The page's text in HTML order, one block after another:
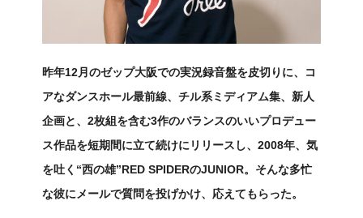
昨年12月のゼップ大阪での実況録音盤を皮切りに、コ
アなダンスホール最前線、チル系ミディアム集、新人
企画と、2枚組を含む3作のバランスのいいプロデュー
ス作品を短期間に立て続けにリリースし、2008年、気
を吐く“西の雄”RED SPIDERのJUNIOR。そんな多忙
な彼にメールで質問を投げかけ、応えてもらった。